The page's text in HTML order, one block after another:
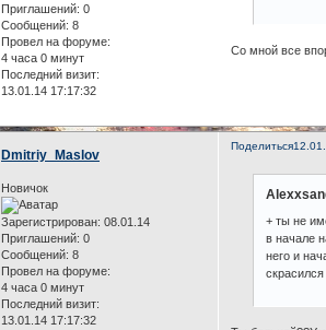
Приглашений: 0
Сообщений: 8
Провел на форуме:
4 часа 0 минут
Последний визит:
13.01.14 17:17:32
Со мной все
Поделиться
Dmitriy_Maslov
Новичок
Зарегистрирован: 08.01.14
Приглашений: 0
Сообщений: 8
Провел на форуме:
4 часа 0 минут
Последний визит:
13.01.14 17:17:32
+ ты не
в начале
него и